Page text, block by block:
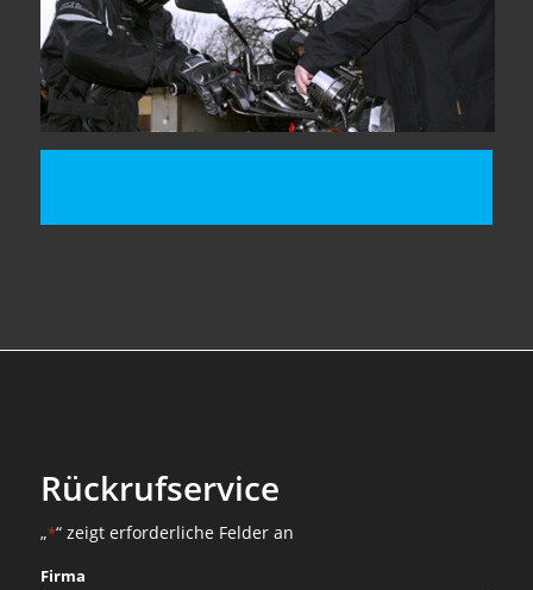
Rückrufservice
„*“ zeigt erforderliche Felder an
Firma